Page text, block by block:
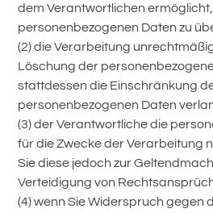
dem Verantwortlichen
personenbezogenen Daten zu
(2) die Verarbeitung
Löschung der
stattdessen die Einschränkung
personenbezogenen Daten
(3) der Verantwortliche die
für die Zwecke der Verarbeitung
Sie diese jedoch zur
Verteidigung von
(4) wenn Sie Widerspruch gegen